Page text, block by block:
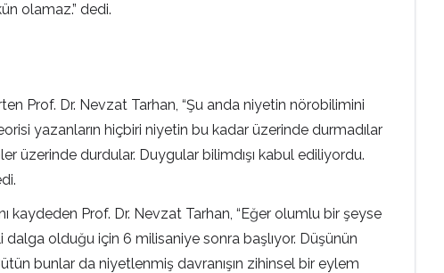
olamaz.” dedi.
Prof. Dr. Nevzat Tarhan, “Şu anda niyetin nörobilimini
yazanların hiçbiri niyetin bu kadar üzerinde durmadılar
üzerinde durdular. Duygular bilimdışı kabul ediliyordu.
kaydeden Prof. Dr. Nevzat Tarhan, “Eğer olumlu bir şeyse
olduğu için 6 milisaniye sonra başlıyor. Düşünün
bunlar da niyetlenmiş davranışın zihinsel bir eylem